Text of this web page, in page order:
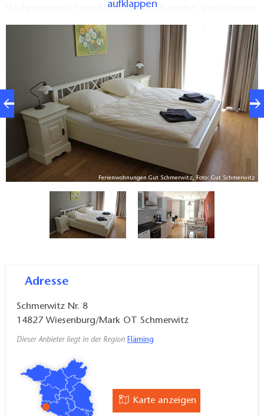
Wohnungen ist modern und hochwertig, ein eigener
Fahrradkeller steht für die Räder zur Verfügung. Der
Hofladen mit seinem umfangreichen
Naturkostsortiment ist um die Ecke und verkauft der
Kundschaft auch das frischgelegte Frühstücksei direkt
aus dem Hühnerstall.
aufklappen
Ferienwohnungen Gut Schmerwitz, Foto: Gut Schmerwitz
Adresse
Schmerwitz Nr. 8
14827 Wiesenburg/Mark OT Schmerwitz
Dieser Anbieter liegt in der Region Fläming
Karte anzeigen